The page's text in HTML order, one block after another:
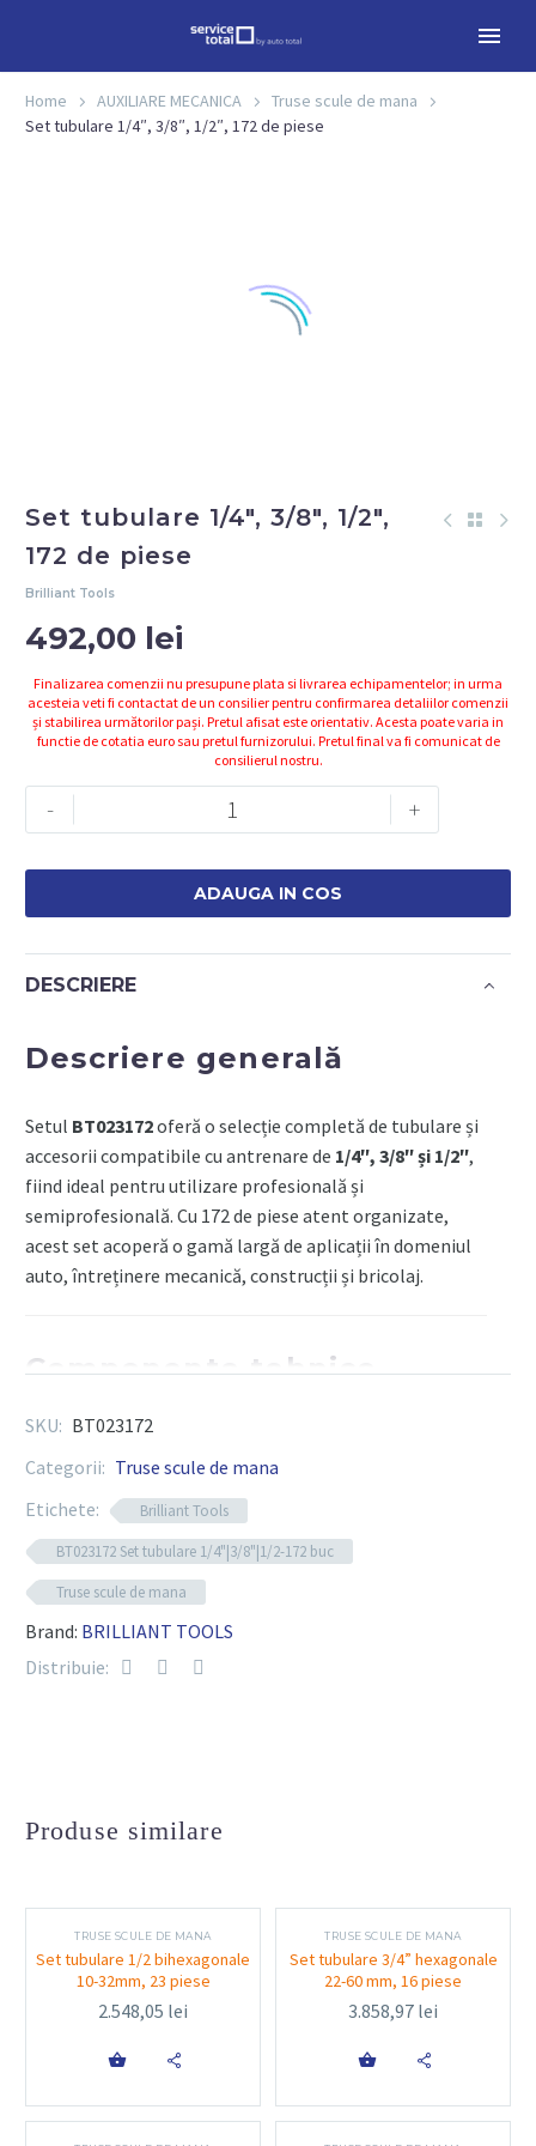
Home AUXILIARE MECANICA
Truse scule de mana
Set tubulare 1/4″, 3/8″, 1/2″, 172 de piese
Set tubulare 1/4″, 3/8″, 1/2″,
172 de piese
Brilliant Tools
492,00 lei
Finalizarea comenzii nu presupune plata si livrarea echipamentelor; in urma
acesteia veti fi contactat de un consilier pentru confirmarea detaliilor comenzii
și stabilirea următorilor pași. Pretul afisat este orientativ. Acesta poate varia in
functie de cotatia euro sau pretul furnizorului. Pretul final va fi comunicat de
consilierul nostru.
-
Cantitate
Set
3/8",
1/2",
172
+
ADAUGA IN COS
DESCRIERE
Descriere generală
Setul BT023172oferă o selecție completă de tubulare și
accesorii compatibile cu antrenare de 1/4″, 3/8″ și 1/2″,
fiind ideal pentru utilizare profesională și
semiprofesională. Cu 172 de piese atent organizate,
acest set acoperă o gamă largă de aplicații în domeniul
auto, întreținere mecanică, construcții și bricolaj.
Componente tehnice
Număr total piese
Antrenare : 1/4″, 3/8″, 1/2″
Material: oțel crom-vanadiu (Cr-V) durabil și tratat
termic
Tipuri de componente incluse
Tubulare standard și lungi (metrice și biți
speciali)
Funcționalitate și utilizare
spectru larg de utilizatori – de la mecanici auto,
DIY. Antrenările multiple permit adaptarea rapidă la
SKU: BT023172
Categorii: Truse scule de mana
Etichete:
Brilliant Tools
BT023172 Set tubulare 1/4"|3/8"|1/2-172 buc
Truse scule de mana
Brand: BRILLIANT TOOLS
Distribuie:
Produse similare
TRUSE SCULE DE MANA
Set tubulare 1/2 bihexagonale
10-32mm, 23 piese
2.548,05 lei

TRUSE SCULE DE MANA
Set tubulare 3/4” hexagonale
22-60 mm, 16 piese
3.858,97 lei
